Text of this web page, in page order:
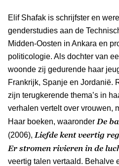
Elif Shafak is schrijfster en
genderstudies aan de
Midden-Oosten in Ankara en
politicologie. Als dochter van
woonde zij gedurende haar
Frankrijk, Spanje en Jordanië.
zijn terugkerende thema’s in
verhalen vertelt over vrouwen,
Haar boeken, waaronder De
(2006), Liefde kent veertig
Er stromen rivieren in de
veertig talen vertaald. Behalve